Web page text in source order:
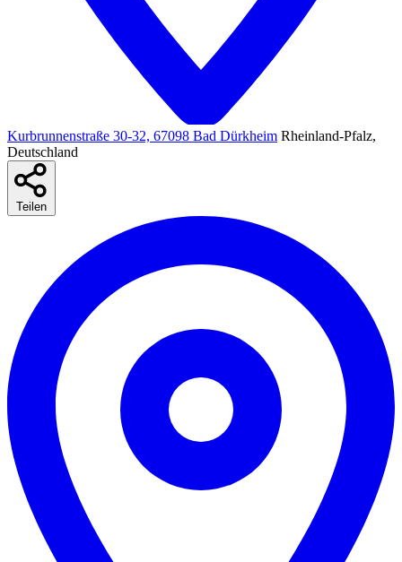
Kurbrunnenstraße 30-32, 67098 Bad Dürkheim Rheinland-Pfalz,
Deutschland
Teilen